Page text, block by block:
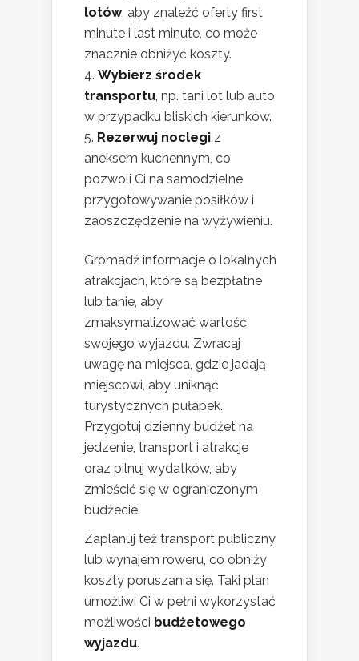
lotów, aby znaleźć oferty first
minute i last minute, co może
znacznie obniżyć koszty.
Wybierz środek
transportu , np. tani lot lub auto
w przypadku bliskich kierunków.
Rezerwuj noclegi z
aneksem kuchennym, co
pozwoli Ci na samodzielne
przygotowywanie posiłków i
zaoszczędzenie na wyżywieniu.
Gromadź informacje o lokalnych
atrakcjach, które są bezpłatne
lub tanie, aby
zmaksymalizować wartość
swojego wyjazdu. Zwracaj
uwagę na miejsca, gdzie jadają
miejscowi, aby uniknąć
turystycznych pułapek.
Przygotuj dzienny budżet na
jedzenie, transport i atrakcje
oraz pilnuj wydatków, aby
zmieścić się w ograniczonym
budżecie.
Zaplanuj też transport publiczny
lub wynajem roweru, co obniży
koszty poruszania się. Taki plan
umożliwi Ci w pełni wykorzystać
możliwości budżetowego
wyjazdu.